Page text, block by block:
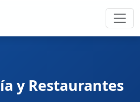
y Restaurantes